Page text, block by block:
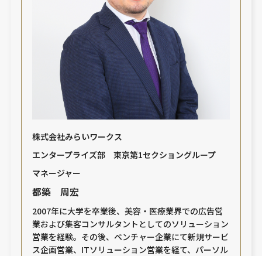
株式会社みらいワークス
エンタープライズ部 東京第1セクショングループ
マネージャー
都築 周宏
2007年に大学を卒業後、美容・医療業界での広告営
業および集客コンサルタントとしてのソリューション
営業を経験。その後、ベンチャー企業にて新規サービ
ス企画営業、ITソリューション営業を経て、パーソル